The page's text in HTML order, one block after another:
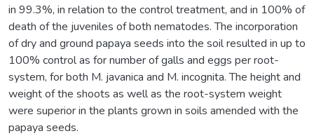
in 99.3%, in relation to the control treatment, and in 100% of
death of the juveniles of both nematodes. The incorporation
of dry and ground papaya seeds into the soil resulted in up to
100% control as for number of galls and eggs per root-
system, for both M. javanica and M. incognita. The height and
weight of the shoots as well as the root-system weight
were superior in the plants grown in soils amended with the
papaya seeds.